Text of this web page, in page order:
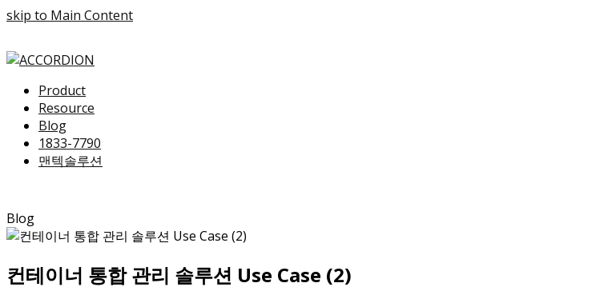
skip to Main Content
Product
Resource
Blog
1833-7790
맨텍솔루션
Blog
컨테이너 통합 관리 솔루션 Use Case (2)